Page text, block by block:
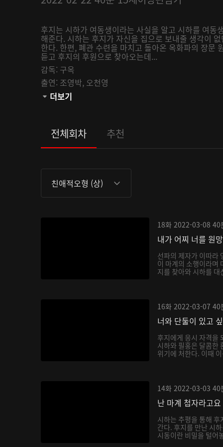
후지는 시하가 여동생이라는 사실을 알고 시하를 여
해준다. 시하는 후지가 자신을 집으로 보내줄 생각이
한다. 한편, 폐관 수련을 마치고 돌아온 옥화파의 장문
듣고 후지의 후원으로 찾아오는데...
감독: 구옥
출연: 조영박, 오천영
관람등급:
더보기
전체회차 추천
친애적오형 (상)
18화 2022-03-08 40
내가 어찌 너를 원
선파의 제자가 이따라
이 마계의 소행이라며
지를 찾아와 시하를
16화 2022-03-07 40
너와 단둘이 있고
후지에게 응시 자격을
시하와 필홍은 달콤한
위기에 처한다. 이때
14화 2022-03-03 40
난 마계 첩자라고요
시하는 추평을 통해
간다. 후지를 만난 시
시동이란 비밀을 털어